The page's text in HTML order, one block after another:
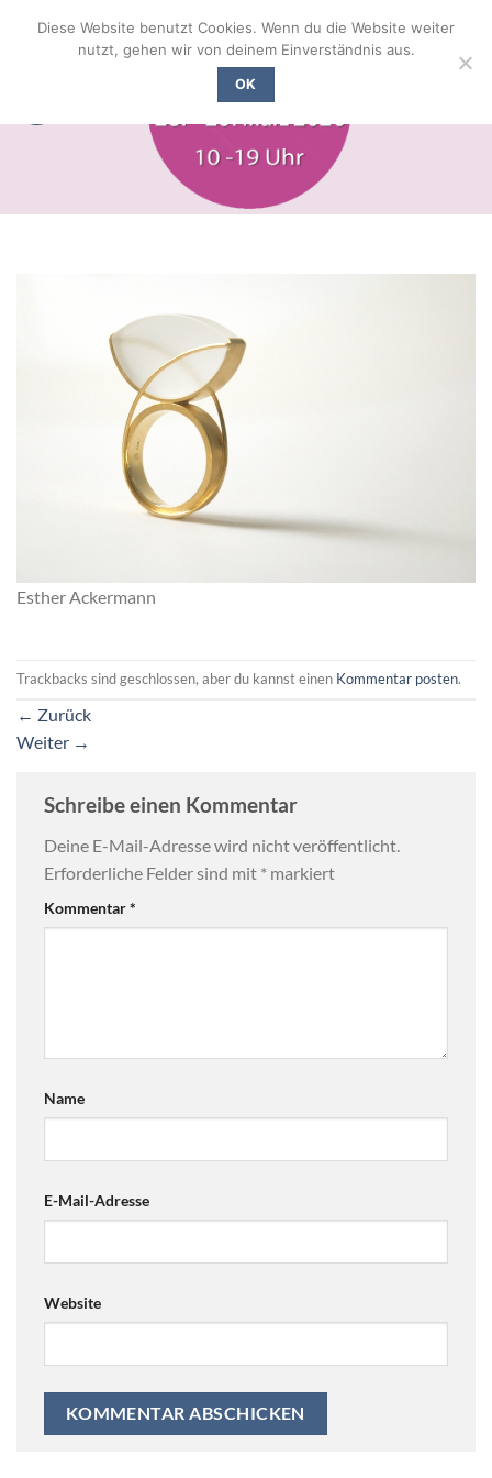
Inhalt
Esther Ackermann
Trackbacks sind geschlossen, aber du kannst einen Kommentar posten.
← Zurück
Weiter →
Schreibe einen Kommentar
Deine E-Mail-Adresse wird nicht veröffentlicht.
Erforderliche Felder sind mit * markiert
Kommentar*
Name
E-Mail-Adresse
Website
Diese Website benutzt Cookies. Wenn du die Website weiter
nutzt, gehen wir von deinem Einverständnis aus.
OK